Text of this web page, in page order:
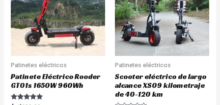
Patinetes eléctricos
Patinete Eléctrico Rooder
GT01s 1650W 960Wh
Patinetes eléctricos
Scooter eléctrico de largo
alcance XS09 kilometraje
de 40-120 km